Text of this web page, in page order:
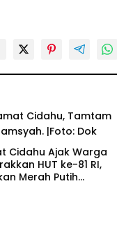
Cidahu Ajak Warga
HUT ke-81 RI,
Merah Putih